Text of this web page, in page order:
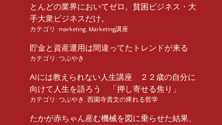
とんどの業界においてゼロ。貧困ビジネス・大
手大衆ビジネスだけ。
カテゴリ: marketing Marketing講座
貯金と資産運用は間違ってたトレンドが来る
カテゴリ: つぶやき
AIには教えられない人生講座 ２２歳の自分に
向けて人生を語ろう 「押し寄せる焦り」
カテゴリ: つぶやき 西園寺貴文の痺れる哲学
たかが赤ちゃん産む機械を図に乗らせた結果、